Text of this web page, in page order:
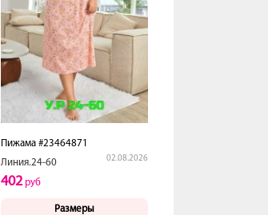
Пижама #23464871
Линия.24-60
02.08.2026
402руб
Размеры